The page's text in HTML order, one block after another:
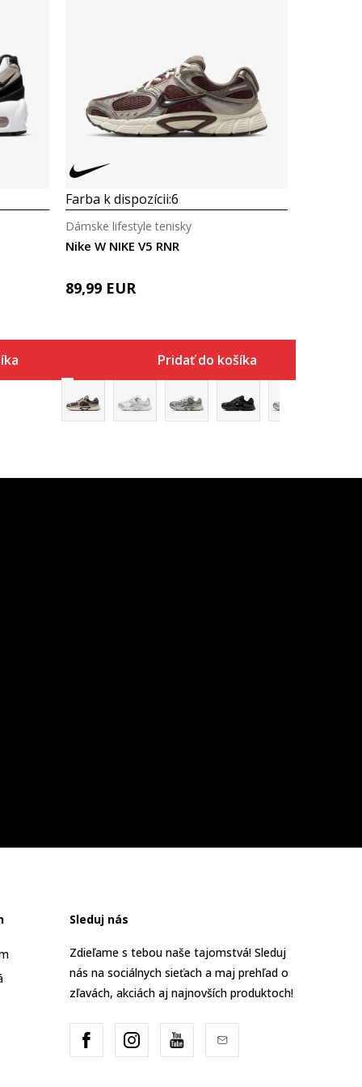
Farba k dispozícii:6
Nike W NIKE V5 RNR
Dámske lifestyle tenisky
89,99 EUR
Pridať do košíka
Sleduj nás
Zdieľame s tebou naše tajomstvá! Sleduj
nás na sociálnych sieťach a maj prehľad o
zľavách, akciách aj najnovších produktoch!